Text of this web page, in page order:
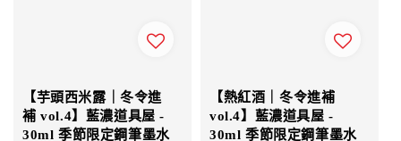
【芋頭西米露｜冬令進
補 vol.4】藍濃道具屋 -
30ml 季節限定鋼筆墨水
【熱紅酒｜冬令進補
vol.4】藍濃道具屋 -
30ml 季節限定鋼筆墨水